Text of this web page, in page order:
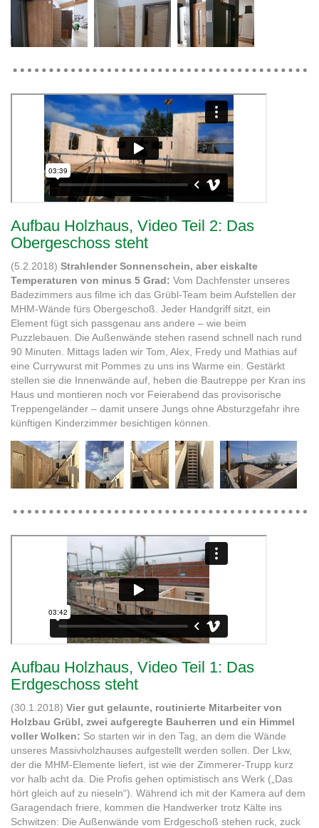
Aufbau Holzhaus, Video Teil 2: Das
Obergeschoss steht
(5.2.2018) Strahlender Sonnenschein, aber eiskalte
Temperaturen von minus 5 Grad: Vom Dachfenster unseres
Badezimmers aus filme ich das Grübl-Team beim Aufstellen der
MHM-Wände fürs Obergeschoß. Jeder Handgriff sitzt, ein
Element fügt sich passgenau ans andere – wie beim
Puzzlebauen. Die Außenwände stehen rasend schnell nach rund
90 Minuten. Mittags laden wir Tom, Alex, Fredy und Mathias auf
eine Currywurst mit Pommes zu uns ins Warme ein. Gestärkt
stellen sie die Innenwände auf, heben die Bautreppe per Kran ins
Haus und montieren noch vor Feierabend das provisorische
Treppengeländer – damit unsere Jungs ohne Absturzgefahr ihre
künftigen Kinderzimmer besichtigen können.
Aufbau Holzhaus, Video Teil 1: Das
Erdgeschoss steht
(30.1.2018) Vier gut gelaunte, routinierte Mitarbeiter von
Holzbau Grübl, zwei aufgeregte Bauherren und ein Himmel
voller Wolken: So starten wir in den Tag, an dem die Wände
unseres Massivholzhauses aufgestellt werden sollen. Der Lkw,
der die MHM-Elemente liefert, ist wie der Zimmerer-Trupp kurz
vor halb acht da. Die Profis gehen optimistisch ans Werk („Das
hört gleich auf zu nieseln“). Während ich mit der Kamera auf dem
Garagendach friere, kommen die Handwerker trotz Kälte ins
Schwitzen: Die Außenwände vom Erdgeschoß stehen ruck, zuck